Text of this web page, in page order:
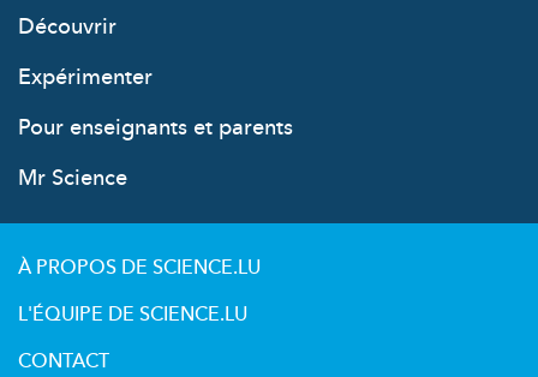
Découvrir
Expérimenter
Pour enseignants et parents
Mr Science
À PROPOS DE SCIENCE.LU
L'ÉQUIPE DE SCIENCE.LU
CONTACT